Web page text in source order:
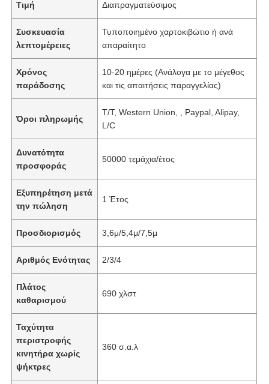
Τιμή Διαπραγματεύσιμος
Συσκευασία
λεπτομέρειες
Τυποποιημένο χαρτοκιβώτιο ή ανά
απαραίτητο
Χρόνος
παράδοσης
10-20 ημέρες (Ανάλογα με το μέγεθος
και τις απαιτήσεις παραγγελίας)
Όροι πληρωμής
T/T, Western Union, , Paypal, Alipay,
L/C
Δυνατότητα
προσφοράς
50000 τεμάχια/έτος
Εξυπηρέτηση μετά
την πώληση
1 Έτος
Προσδιορισμός 3,6μ/5,4μ/7,5μ
Αριθμός Ενότητας 2/3/4
Πλάτος
καθαρισμού
690 χλστ
Ταχύτητα
περιστροφής
κινητήρα χωρίς
ψήκτρες
360 σ.α.λ